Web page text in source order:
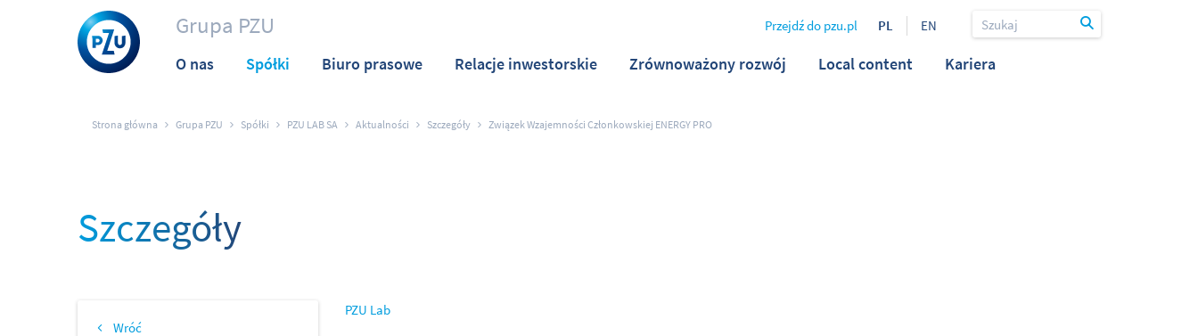
Grupa PZU
O nas Spółki Biuro prasowe Relacje inwestorskie Zrównoważony rozwój Local content Kariera
Przejdź do pzu.pl PL EN
Strona główna Grupa PZU Spółki PZU LAB SA Aktualności Szczegóły Związek Wzajemności Członkowskiej ENERGY PRO
Szczegóły
Wróć
PZU Lab